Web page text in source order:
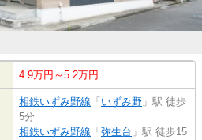
4.9万円～5.2万円
相鉄いずみ野線 「 いずみ野 」駅 徒歩
5分
相鉄いずみ野線 「 弥生台 」駅 徒歩15